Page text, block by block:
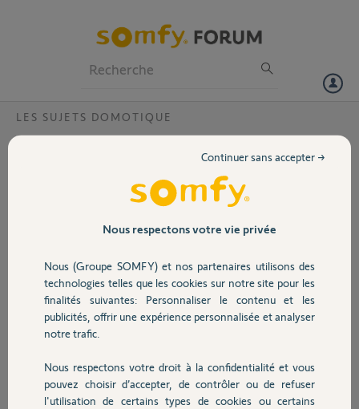
Volet
Sécurité
Domotique
Chauffage
LES SUJETS DOMOTIQUE
Réinitialiser TaHoma ajouté sur
Je ne peux pas ajouter mon TaHoma à l'application car mon ex-mari
l'avait déjà configuré sur son téléphone.
mien ?
Merci,
Mariana R.
Participer au fil de discussion
Nous respectons votre vie privée
Nous (Groupe SOMFY) et nos partenaires utilisons des
technologies telles que les cookies sur notre site pour les
finalités suivantes: Personnaliser le contenu et les
publicités, offrir une expérience personnalisée et analyser
notre trafic.
Nous respectons votre droit à la confidentialité et vous
pouvez choisir d’accepter, de contrôler ou de refuser
l'utilisation de certains types de cookies ou certains
Continuer sans accepter →